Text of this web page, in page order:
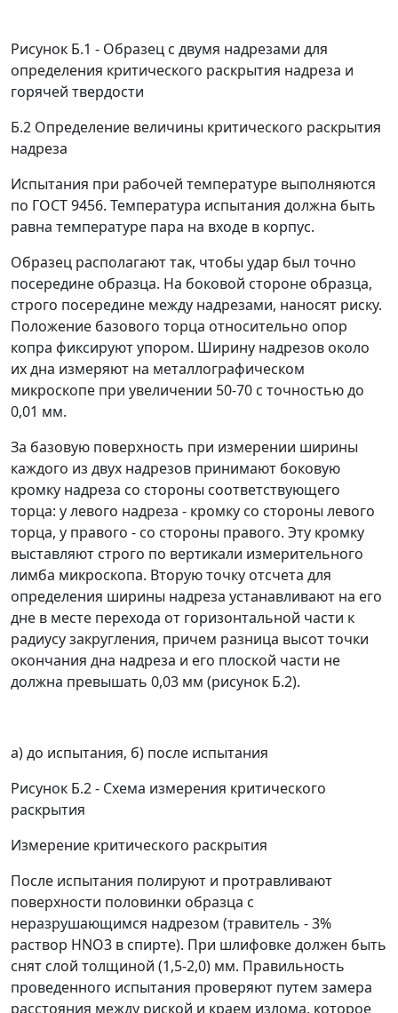
Рисунок Б.1 - Образец с двумя надрезами для
определения критического раскрытия надреза и
горячей твердости
Б.2 Определение величины критического раскрытия
надреза
Испытания при рабочей температуре выполняются
по ГОСТ 9456. Температура испытания должна быть
равна температуре пара на входе в корпус.
Образец располагают так, чтобы удар был точно
посередине образца. На боковой стороне образца,
строго посередине между надрезами, наносят риску.
Положение базового торца относительно опор
копра фиксируют упором. Ширину надрезов около
их дна измеряют на металлографическом
микроскопе при увеличении 50-70 с точностью до
0,01 мм.
За базовую поверхность при измерении ширины
каждого из двух надрезов принимают боковую
кромку надреза со стороны соответствующего
торца: у левого надреза - кромку со стороны левого
торца, у правого - со стороны правого. Эту кромку
выставляют строго по вертикали измерительного
лимба микроскопа. Вторую точку отсчета для
определения ширины надреза устанавливают на его
дне в месте перехода от горизонтальной части к
радиусу закругления, причем разница высот точки
окончания дна надреза и его плоской части не
должна превышать 0,03 мм (рисунок Б.2).
а) до испытания, б) после испытания
Рисунок Б.2 - Схема измерения критического
раскрытия
Измерение критического раскрытия
После испытания полируют и протравливают
поверхности половинки образца с
неразрушающимся надрезом (травитель - 3%
раствор HNO3 в спирте). При шлифовке должен быть
снят слой толщиной (1,5-2,0) мм. Правильность
проведенного испытания проверяют путем замера
расстояния между риской и краем излома, которое